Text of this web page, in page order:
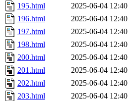
195.html
2025-06-04 12:40
196.html
2025-06-04 12:40
197.html
2025-06-04 12:40
198.html
2025-06-04 12:40
200.html
2025-06-04 12:40
201.html
2025-06-04 12:40
202.html
2025-06-04 12:40
203.html
2025-06-04 12:40